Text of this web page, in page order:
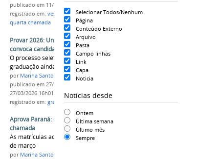
Selecionar Todos/Nenhum
Página
Conteúdo Externo
Arquivo
Pasta
Campo linhas
Link
Capa
Noticia
Notícias desde
Ontem
Última semana
Último mês
Sempre
publicado em 11/03/2026
registrado em: vestibular complementar,matriculas,
quarta chamada
Provar 2026: Unespar divulga resultado e
convoca candidatos para matrícula
O processo seletivo garante ingresso na
graduação ainda em 2026
por Marina Santos Daum
publicado em 27/03/2026
27/03/2026 16h01
registrado em: graduação,matriculas,provar
Aprova Paraná: Confira o resultado da 2º
chamada
As matrículas acontecem até as 14h do dia 13
de março
por Marina Santos Daum